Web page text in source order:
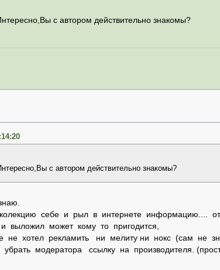
с автором действительно знакомы?
с автором действительно знакомы?
себе и рыл в интернете информацию....
выложил может кому то пригодится,
не хотел рекламить ни мелиту ни нокс (сам не
модератора ссылку на производителя.